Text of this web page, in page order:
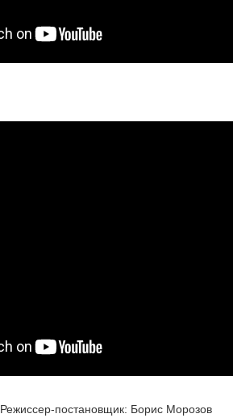
Режиссер-постановщик: Борис Морозов